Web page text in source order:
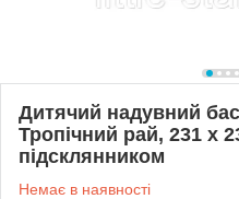
Дитячий надувний
Тропічний рай, 231 х
підсклянником
Немає в наявності